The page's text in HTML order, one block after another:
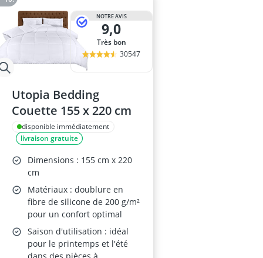
NOTRE AVIS
9,0
Très bon
30547
Utopia Bedding
Couette 155 x 220 cm
disponible immédiatement
livraison gratuite
Dimensions : 155 cm x 220
cm
Matériaux : doublure en
fibre de silicone de 200 g/m²
pour un confort optimal
Saison d'utilisation : idéal
pour le printemps et l'été